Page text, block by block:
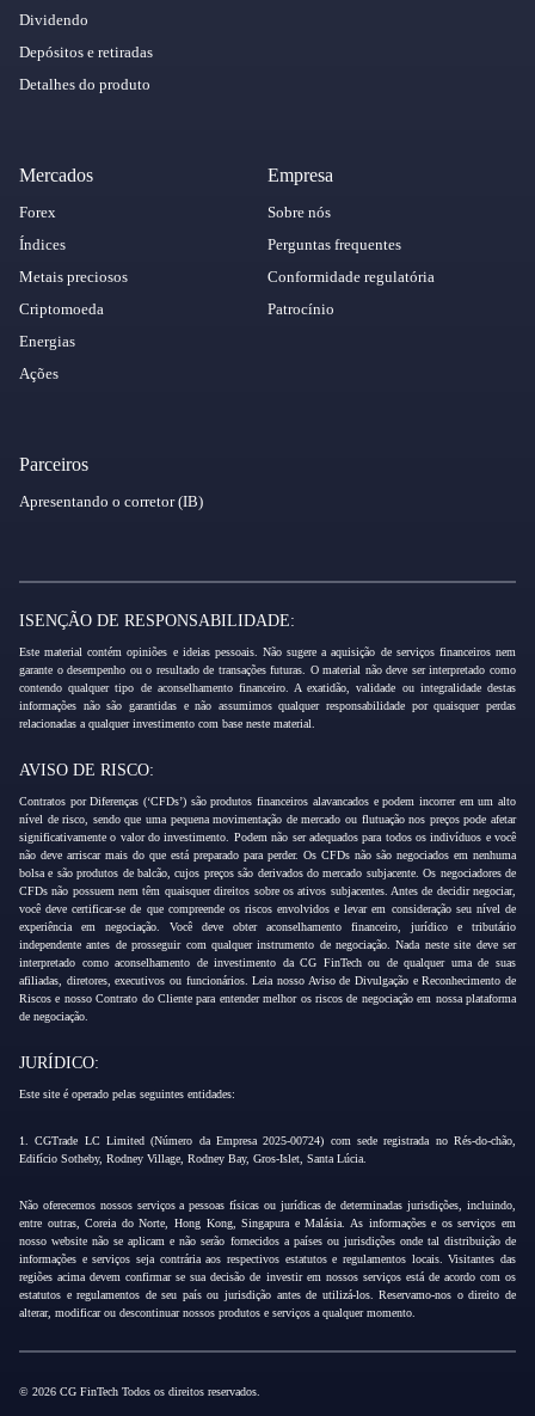
Dividendo
Depósitos e retiradas
Detalhes do produto
Mercados
Forex
Índices
Metais preciosos
Criptomoeda
Energias
Ações
Empresa
Sobre nós
Perguntas frequentes
Conformidade regulatória
Patrocínio
Parceiros
Apresentando o corretor (IB)
ISENÇÃO DE RESPONSABILIDADE:
Este material contém opiniões e ideias pessoais. Não sugere a aquisição de serviços financeiros nem
garante o desempenho ou o resultado de transações futuras. O material não deve ser interpretado como
contendo qualquer tipo de aconselhamento financeiro. A exatidão, validade ou integralidade destas
informações não são garantidas e não assumimos qualquer responsabilidade por quaisquer perdas
relacionadas a qualquer investimento com base neste material.
AVISO DE RISCO:
Contratos por Diferenças (‘CFDs’) são produtos financeiros alavancados e podem incorrer em um alto
nível de risco, sendo que uma pequena movimentação de mercado ou flutuação nos preços pode afetar
significativamente o valor do investimento. Podem não ser adequados para todos os indivíduos e você
não deve arriscar mais do que está preparado para perder. Os CFDs não são negociados em nenhuma
bolsa e são produtos de balcão, cujos preços são derivados do mercado subjacente. Os negociadores de
CFDs não possuem nem têm quaisquer direitos sobre os ativos subjacentes. Antes de decidir negociar,
você deve certificar-se de que compreende os riscos envolvidos e levar em consideração seu nível de
experiência em negociação. Você deve obter aconselhamento financeiro, jurídico e tributário
independente antes de prosseguir com qualquer instrumento de negociação. Nada neste site deve ser
interpretado como aconselhamento de investimento da CG FinTech ou de qualquer uma de suas
afiliadas, diretores, executivos ou funcionários. Leia nosso Aviso de Divulgação e Reconhecimento de
Riscos e nosso Contrato do Cliente para entender melhor os riscos de negociação em nossa plataforma
de negociação.
JURÍDICO:
Este site é operado pelas seguintes entidades:
1. CGTrade LC Limited (Número da Empresa 2025-00724) com sede registrada no Rés-do-chão,
Edifício Sotheby, Rodney Village, Rodney Bay, Gros-Islet, Santa Lúcia.
Não oferecemos nossos serviços a pessoas físicas ou jurídicas de determinadas jurisdições, incluindo,
entre outras, Coreia do Norte, Hong Kong, Singapura e Malásia. As informações e os serviços em
nosso website não se aplicam e não serão fornecidos a países ou jurisdições onde tal distribuição de
informações e serviços seja contrária aos respectivos estatutos e regulamentos locais. Visitantes das
regiões acima devem confirmar se sua decisão de investir em nossos serviços está de acordo com os
estatutos e regulamentos de seu país ou jurisdição antes de utilizá-los. Reservamo-nos o direito de
alterar, modificar ou descontinuar nossos produtos e serviços a qualquer momento.
© 2026 CG FinTech Todos os direitos reservados.